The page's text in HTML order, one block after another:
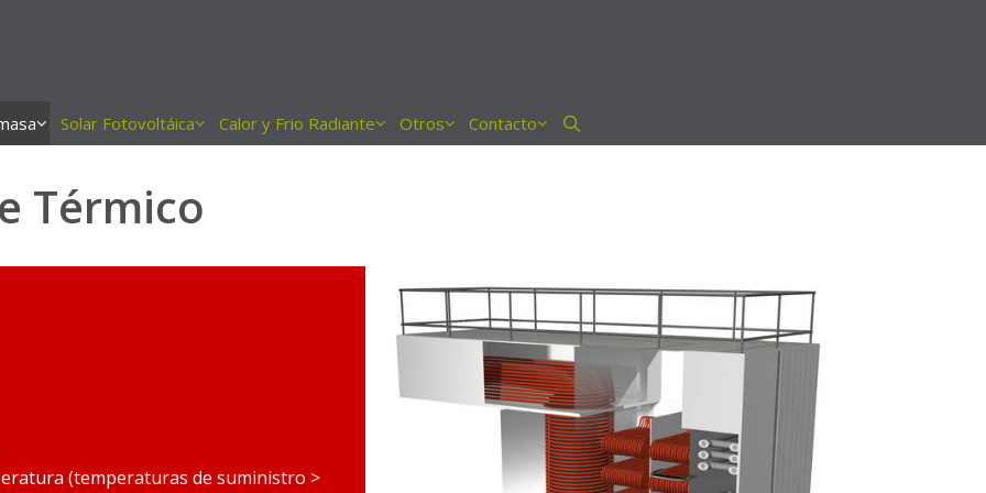
Solar Fotovoltáica Calor y Frio Radiante Otros Contacto
Térmico
(temperaturas de suministro >